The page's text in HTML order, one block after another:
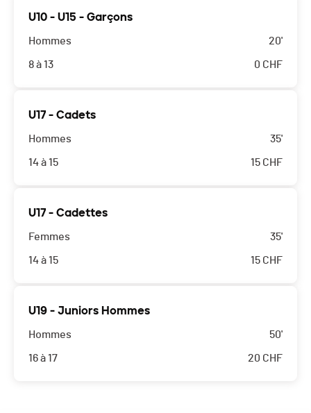
U10 - U15 - Garçons
Hommes
8 à 13
20'
0 CHF
U17 - Cadets
Hommes
14 à 15
35'
15 CHF
U17 - Cadettes
Femmes
14 à 15
35'
15 CHF
U19 - Juniors Hommes
Hommes
16 à 17
50'
20 CHF